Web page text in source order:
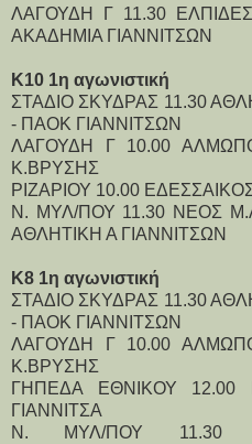
ΛΑΓΟΥΔΗ Γ 11.30
ΑΚΑΔΗΜΙΑ ΓΙΑΝΝΙΤΣΩΝ
Κ10 1η αγωνιστική
ΣΤΑΔΙΟ ΣΚΥΔΡΑΣ 11.30
- ΠΑΟΚ ΓΙΑΝΝΙΤΣΩΝ
ΛΑΓΟΥΔΗ Γ 10.00
Κ.ΒΡΥΣΗΣ
ΡΙΖΑΡΙΟΥ 10.00
Ν. ΜΥΛ/ΠΟΥ 11.30 ΝΕΟΣ
ΑΘΛΗΤΙΚΗ Α ΓΙΑΝΝΙΤΣΩΝ
Κ8 1η αγωνιστική
ΣΤΑΔΙΟ ΣΚΥΔΡΑΣ 11.30
- ΠΑΟΚ ΓΙΑΝΝΙΤΣΩΝ
ΛΑΓΟΥΔΗ Γ 10.00
Κ.ΒΡΥΣΗΣ
ΓΗΠΕΔΑ ΕΘΝΙΚΟΥ 12.00
ΓΙΑΝΝΙΤΣΑ
Ν. ΜΥΛ/ΠΟΥ 11.30